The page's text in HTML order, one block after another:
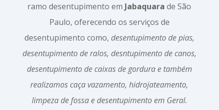
ramo desentupimento em Jabaquara de São
Paulo, oferecendo os serviços de
desentupimento como, desentupimento de pias,
desentupimento de ralos, desntupimento de canos,
desentupimento de caixas de gordura e também
realizamos caça vazamento, hidrojateamento,
limpeza de fossa e desentupimento em Geral.